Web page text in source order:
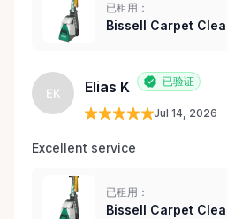
已租用：
Bissell Carpet
EK Elias K 已验证
Jul 14, 2026
Excellent service
已租用：
Bissell Carpet